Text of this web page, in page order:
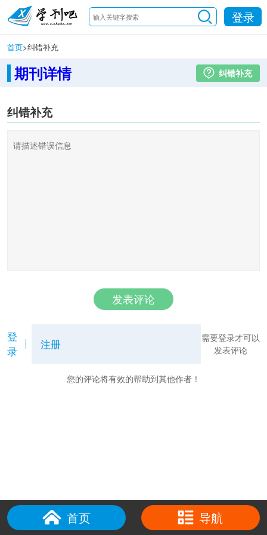
登录
首页>纠错补充
期刊详情 纠错补充
纠错补充
发表评论
登
录
注册
需要登录才可以
发表评论
您的评论将有效的帮助到其他作者！
首页 导航